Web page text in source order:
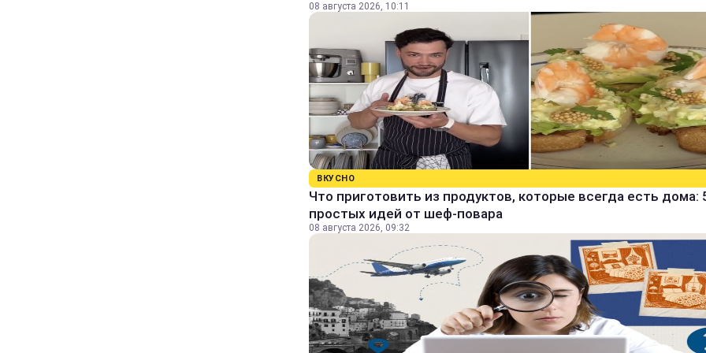
08 августа 2026, 10:11
ВКУСНО
Что приготовить из продуктов, которые всегда есть дома:
простых идей от шеф-повара
08 августа 2026, 09:32